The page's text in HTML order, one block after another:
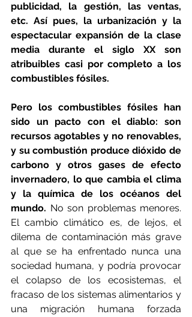
publicidad, la gestión, las ventas,
etc. Así pues, la urbanización y la
espectacular expansión de la clase
media durante el siglo XX son
atribuibles casi por completo a los
combustibles fósiles.
Pero los combustibles fósiles han
sido un pacto con el diablo: son
recursos agotables y no renovables,
y su combustión produce dióxido de
carbono y otros gases de efecto
invernadero, lo que cambia el clima
y la química de los océanos del
mundo. No son problemas menores.
El cambio climático es, de lejos, el
dilema de contaminación más grave
al que se ha enfrentado nunca una
sociedad humana, y podría provocar
el colapso de los ecosistemas, el
fracaso de los sistemas alimentarios y
una migración humana forzada